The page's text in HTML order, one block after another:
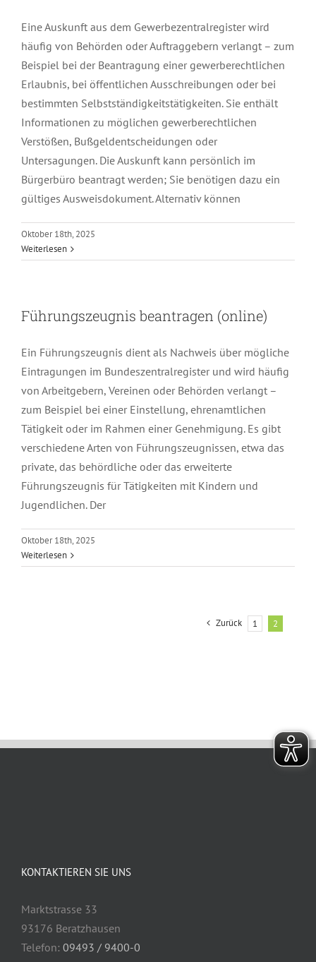
Eine Auskunft aus dem Gewerbezentralregister wird
häufig von Behörden oder Auftraggebern verlangt – zum
Beispiel bei der Beantragung einer gewerberechtlichen
Erlaubnis, bei öffentlichen Ausschreibungen oder bei
bestimmten Selbstständigkeitstätigkeiten. Sie enthält
Informationen zu möglichen gewerberechtlichen
Verstößen, Bußgeldentscheidungen oder
Untersagungen. Die Auskunft kann persönlich im
Bürgerbüro beantragt werden; Sie benötigen dazu ein
gültiges Ausweisdokument. Alternativ können
Oktober 18th, 2025
Weiterlesen
Führungszeugnis beantragen (online)
Ein Führungszeugnis dient als Nachweis über mögliche
Eintragungen im Bundeszentralregister und wird häufig
von Arbeitgebern, Vereinen oder Behörden verlangt –
zum Beispiel bei einer Einstellung, ehrenamtlichen
Tätigkeit oder im Rahmen einer Genehmigung. Es gibt
verschiedene Arten von Führungszeugnissen, etwa das
private, das behördliche oder das erweiterte
Führungszeugnis für Tätigkeiten mit Kindern und
Jugendlichen. Der
Oktober 18th, 2025
Weiterlesen
Zurück 1 2
KONTAKTIEREN SIE UNS
Marktstrasse 33
93176 Beratzhausen
Telefon: 09493 / 9400-0